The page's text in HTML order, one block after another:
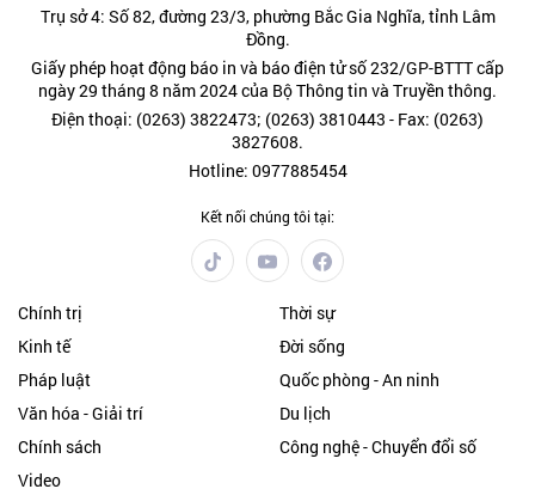
Trụ sở 4: Số 82, đường 23/3, phường Bắc Gia Nghĩa, tỉnh Lâm
Đồng.
Giấy phép hoạt động báo in và báo điện tử số 232/GP-BTTT cấp
ngày 29 tháng 8 năm 2024 của Bộ Thông tin và Truyền thông.
Điện thoại: (0263) 3822473; (0263) 3810443 - Fax: (0263)
3827608.
Hotline: 0977885454
Kết nối chúng tôi tại:
Chính trị
Thời sự
Kinh tế
Đời sống
Pháp luật
Quốc phòng - An ninh
Văn hóa - Giải trí
Du lịch
Chính sách
Công nghệ - Chuyển đổi số
Video